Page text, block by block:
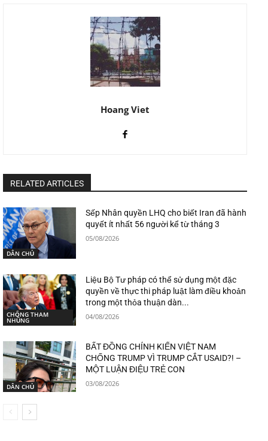
Hoang Viet
RELATED ARTICLES
DÂN CHỦ
Sếp Nhân quyền LHQ cho biết Iran đã hành
quyết ít nhất 56 người kể từ tháng 3
05/08/2026
CHỐNG THAM
NHŨNG
Liệu Bộ Tư pháp có thể sử dụng một đặc
quyền về thực thi pháp luật làm điều khoản
trong một thỏa thuận dàn...
04/08/2026
DÂN CHỦ
BẤT ĐỒNG CHÍNH KIẾN VIỆT NAM
CHỐNG TRUMP VÌ TRUMP CẮT USAID?! –
MỘT LUẬN ĐIỆU TRẺ CON
03/08/2026